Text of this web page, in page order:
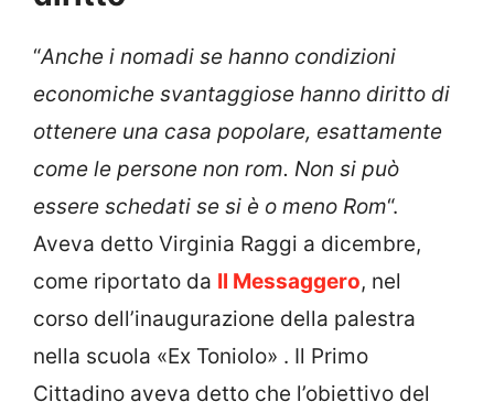
“Anche i nomadi se hanno condizioni
economiche svantaggiose hanno diritto di
ottenere una casa popolare, esattamente
come le persone non rom. Non si può
essere schedati se si è o meno Rom“.
Aveva detto Virginia Raggi a dicembre,
come riportato da Il Messaggero, nel
corso dell’inaugurazione della palestra
nella scuola «Ex Toniolo» . Il Primo
Cittadino aveva detto che l’obiettivo del